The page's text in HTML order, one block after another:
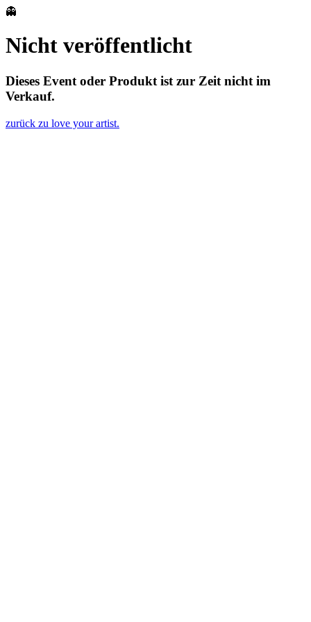
👻
Nicht veröffentlicht
Dieses Event oder Produkt ist zur Zeit nicht im
Verkauf.
zurück zu love your artist.